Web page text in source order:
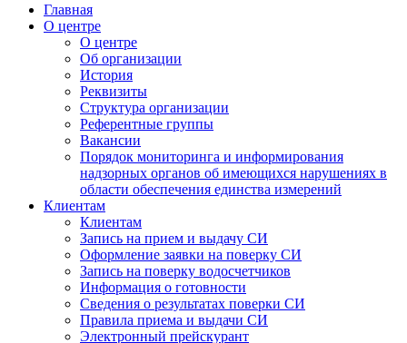
Главная
О центре
О центре
Об организации
История
Реквизиты
Структура организации
Референтные группы
Вакансии
Порядок мониторинга и информирования
надзорных органов об имеющихся нарушениях в
области обеспечения единства измерений
Клиентам
Клиентам
Запись на прием и выдачу СИ
Оформление заявки на поверку СИ
Запись на поверку водосчетчиков
Информация о готовности
Сведения о результатах поверки СИ
Правила приема и выдачи СИ
Электронный прейскурант